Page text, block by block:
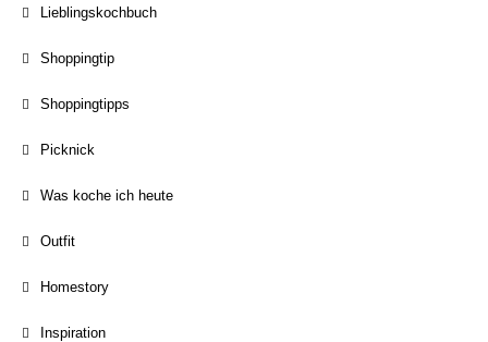
Lieblingskochbuch
Shoppingtip
Shoppingtipps
Picknick
Was koche ich heute
Outfit
Homestory
Inspiration